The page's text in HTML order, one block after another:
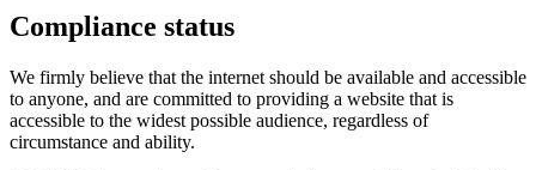
Compliance status
We firmly believe that the internet should be available and accessible
to anyone, and are committed to providing a website that is
accessible to the widest possible audience, regardless of
circumstance and ability.